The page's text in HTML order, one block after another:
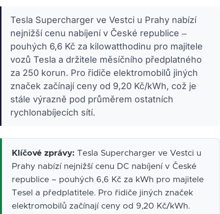
Tesla Supercharger ve Vestci u Prahy nabízí
nejnižší cenu nabíjení v České republice –
pouhých 6,6 Kč za kilowatthodinu pro majitele
vozů Tesla a držitele měsíčního předplatného
za 250 korun. Pro řidiče elektromobilů jiných
značek začínají ceny od 9,20 Kč/kWh, což je
stále výrazně pod průměrem ostatních
rychlonabíjecích sítí.
Klíčové zprávy: Tesla Supercharger ve Vestci u
Prahy nabízí nejnižší cenu DC nabíjení v České
republice – pouhých 6,6 Kč za kWh pro majitele
Tesel a předplatitele. Pro řidiče jiných značek
elektromobilů začínají ceny od 9,20 Kč/kWh.